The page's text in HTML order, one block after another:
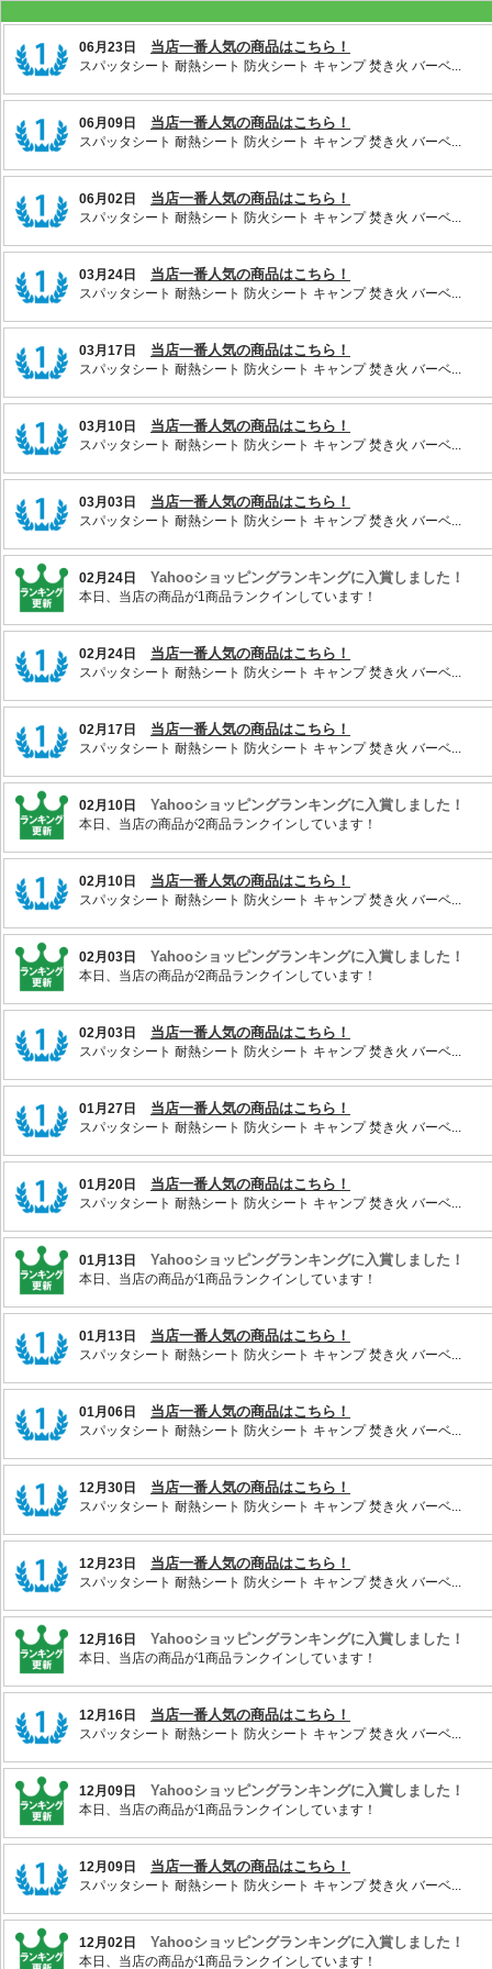
06月23日 当店一番人気の商品はこちら！
スパッタシート 耐熱シート 防火シート キャンプ 焚き火 バーベ...
06月09日 当店一番人気の商品はこちら！
スパッタシート 耐熱シート 防火シート キャンプ 焚き火 バーベ...
06月02日 当店一番人気の商品はこちら！
スパッタシート 耐熱シート 防火シート キャンプ 焚き火 バーベ...
03月24日 当店一番人気の商品はこちら！
スパッタシート 耐熱シート 防火シート キャンプ 焚き火 バーベ...
03月17日 当店一番人気の商品はこちら！
スパッタシート 耐熱シート 防火シート キャンプ 焚き火 バーベ...
03月10日 当店一番人気の商品はこちら！
スパッタシート 耐熱シート 防火シート キャンプ 焚き火 バーベ...
03月03日 当店一番人気の商品はこちら！
スパッタシート 耐熱シート 防火シート キャンプ 焚き火 バーベ...
02月24日 Yahooショッピングランキングに入賞しました！
本日、当店の商品が1商品ランクインしています！
02月24日 当店一番人気の商品はこちら！
スパッタシート 耐熱シート 防火シート キャンプ 焚き火 バーベ...
02月17日 当店一番人気の商品はこちら！
スパッタシート 耐熱シート 防火シート キャンプ 焚き火 バーベ...
02月10日 Yahooショッピングランキングに入賞しました！
本日、当店の商品が2商品ランクインしています！
02月10日 当店一番人気の商品はこちら！
スパッタシート 耐熱シート 防火シート キャンプ 焚き火 バーベ...
02月03日 Yahooショッピングランキングに入賞しました！
本日、当店の商品が2商品ランクインしています！
02月03日 当店一番人気の商品はこちら！
スパッタシート 耐熱シート 防火シート キャンプ 焚き火 バーベ...
01月27日 当店一番人気の商品はこちら！
スパッタシート 耐熱シート 防火シート キャンプ 焚き火 バーベ...
01月20日 当店一番人気の商品はこちら！
スパッタシート 耐熱シート 防火シート キャンプ 焚き火 バーベ...
01月13日 Yahooショッピングランキングに入賞しました！
本日、当店の商品が1商品ランクインしています！
01月13日 当店一番人気の商品はこちら！
スパッタシート 耐熱シート 防火シート キャンプ 焚き火 バーベ...
01月06日 当店一番人気の商品はこちら！
スパッタシート 耐熱シート 防火シート キャンプ 焚き火 バーベ...
12月30日 当店一番人気の商品はこちら！
スパッタシート 耐熱シート 防火シート キャンプ 焚き火 バーベ...
12月23日 当店一番人気の商品はこちら！
スパッタシート 耐熱シート 防火シート キャンプ 焚き火 バーベ...
12月16日 Yahooショッピングランキングに入賞しました！
本日、当店の商品が1商品ランクインしています！
12月16日 当店一番人気の商品はこちら！
スパッタシート 耐熱シート 防火シート キャンプ 焚き火 バーベ...
12月09日 Yahooショッピングランキングに入賞しました！
本日、当店の商品が1商品ランクインしています！
12月09日 当店一番人気の商品はこちら！
スパッタシート 耐熱シート 防火シート キャンプ 焚き火 バーベ...
12月02日 Yahooショッピングランキングに入賞しました！
本日、当店の商品が1商品ランクインしています！